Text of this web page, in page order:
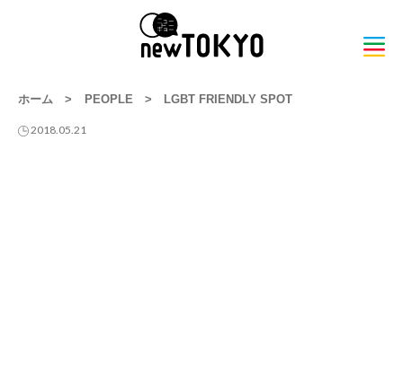
ホーム > PEOPLE > LGBT FRIENDLY SPOT
2018.05.21